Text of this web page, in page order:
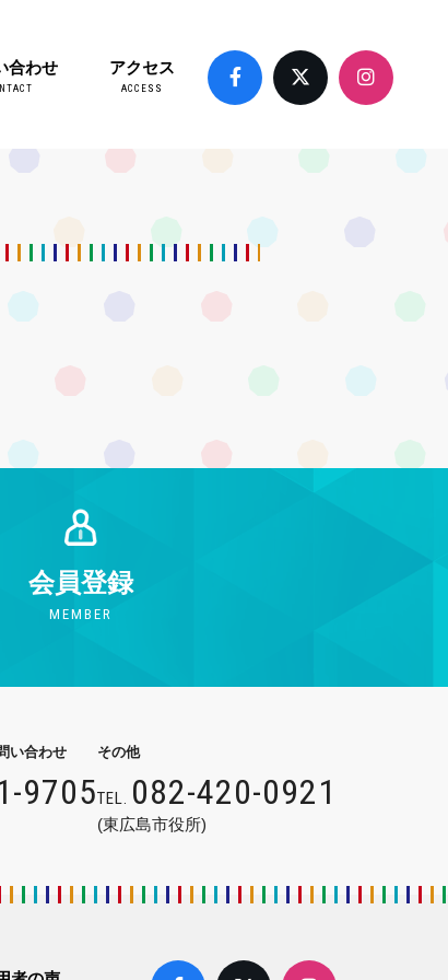
合わせ アクセス
ACCESS
会員登録
MEMBER
い合わせ
9705
その他
TEL. 082-420-0921
(東広島市役所)